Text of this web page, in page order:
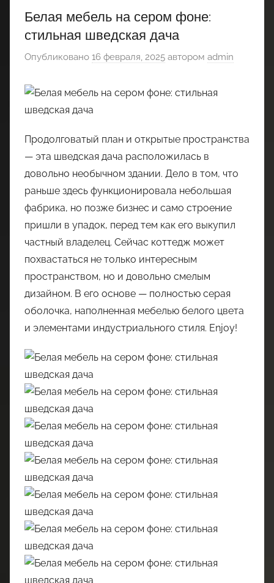
Белая мебель на сером фоне:
стильная шведская дача
Опубликовано 16 февраля, 2025 автором admin
Продолговатый план и открытые пространства
— эта шведская дача расположилась в
довольно необычном здании. Дело в том, что
раньше здесь функционировала небольшая
фабрика, но позже бизнес и само строение
пришли в упадок, перед тем как его выкупил
частный владелец. Сейчас коттедж может
похвастаться не только интересным
пространством, но и довольно смелым
дизайном. В его основе — полностью серая
оболочка, наполненная мебелью белого цвета
и элементами индустриального стиля. Enjoy!